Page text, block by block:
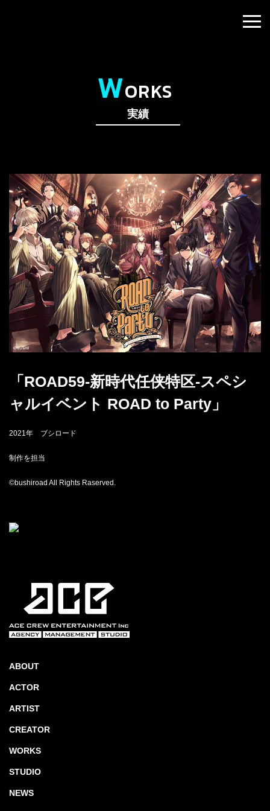
WORKS
実績
「ROAD59-新時代任侠特区-スペシ
ャルイベント ROAD to Party」
2021年 ブシロード
制作を担当
©bushiroad All Rights Raserved.
ABOUT
ACTOR
ARTIST
CREATOR
WORKS
STUDIO
NEWS